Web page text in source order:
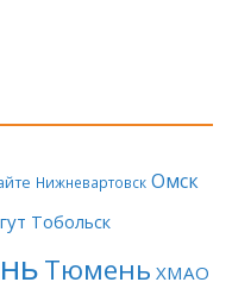
Нижневартовск Омск
Тобольск
Тюмень ХМАО